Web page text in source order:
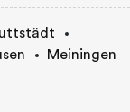
Meiningen